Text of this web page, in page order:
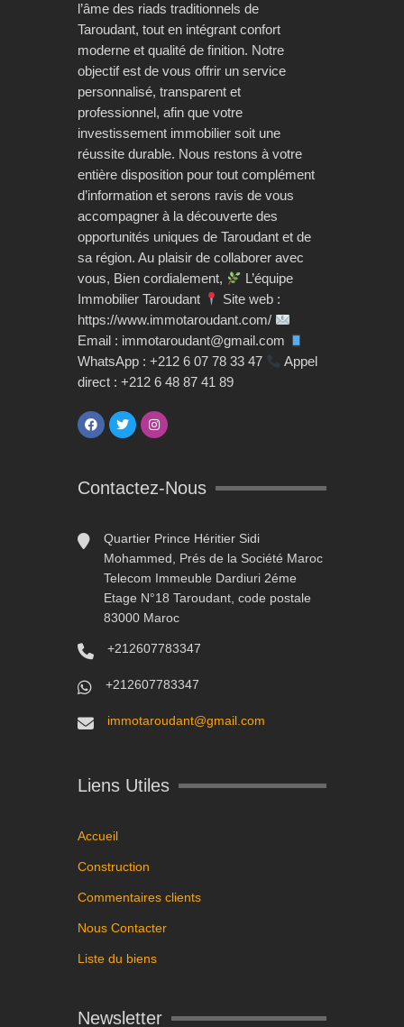
l’âme des riads traditionnels de
Taroudant, tout en intégrant confort
moderne et qualité de finition. Notre
objectif est de vous offrir un service
personnalisé, transparent et
professionnel, afin que votre
investissement immobilier soit une
réussite durable. Nous restons à votre
entière disposition pour tout complément
d’information et serons ravis de vous
accompagner à la découverte des
opportunités uniques de Taroudant et de
sa région. Au plaisir de collaborer avec
vous, Bien cordialement,
L’équipe
Immobilier Taroudant
Site web :
https://www.immotaroudant.com/
Email : immotaroudant@gmail.com
WhatsApp : +212 6 07 78 33 47
Appel
direct : +212 6 48 87 41 89
Contactez-Nous
Quartier Prince Héritier Sidi
Mohammed, Prés de la Société Maroc
Telecom Immeuble Dardiuri 2éme
Etage N°18 Taroudant, code postale
83000 Maroc
+212607783347
+212607783347
immotaroudant@gmail.com
Liens Utiles
Accueil
Construction
Commentaires clients
Nous Contacter
Liste du biens
Newsletter